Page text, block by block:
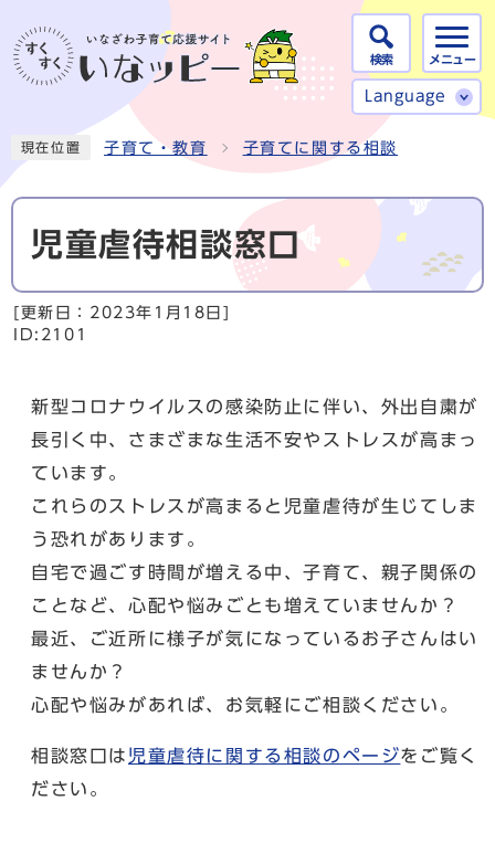
検索 メニュー
Language
現在位置 子育て・教育 子育てに関する相談
児童虐待相談窓口
[更新日： 2023年1月18日
ID:2101
新型コロナウイルスの感染防止に伴い、外出自粛が
長引く中、さまざまな生活不安やストレスが高まっ
ています。
これらのストレスが高まると児童虐待が生じてしま
う恐れがあります。
自宅で過ごす時間が増える中、子育て、親子関係の
ことなど、心配や悩みごとも増えていませんか？
最近、ご近所に様子が気になっているお子さんはい
ませんか？
心配や悩みがあれば、お気軽にご相談ください。
相談窓口は 児童虐待に関する相談のページをご覧く
ださい。